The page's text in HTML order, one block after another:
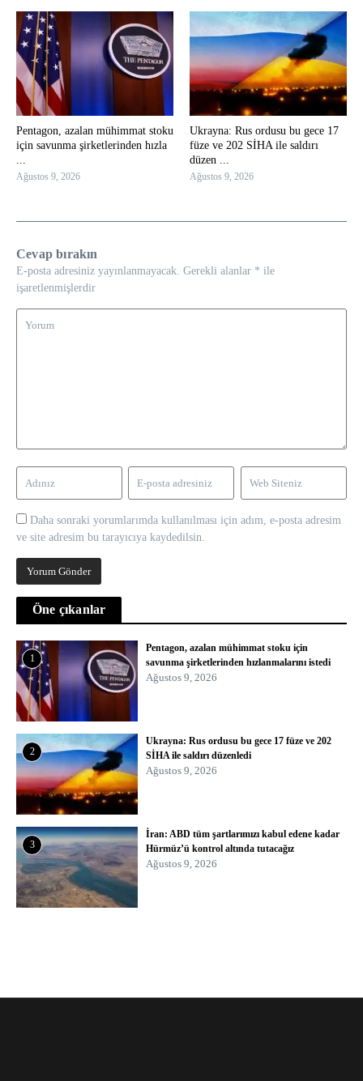
Pentagon, azalan mühimmat stoku
için savunma şirketlerinden hızla
...
Ağustos 9, 2026
Ukrayna: Rus ordusu bu gece 17
füze ve 202 SİHA ile saldırı
düzen ...
Ağustos 9, 2026
Cevap bırakın
E-posta adresiniz yayınlanmayacak. Gerekli alanlar * ile
işaretlenmişlerdir
Daha sonraki yorumlarımda kullanılması için adım, e-posta adresim
ve site adresim bu tarayıcıya kaydedilsin.
Öne çıkanlar
1
Pentagon, azalan mühimmat stoku için
savunma şirketlerinden hızlanmalarını istedi
Ağustos 9, 2026
2
Ukrayna: Rus ordusu bu gece 17 füze ve 202
SİHA ile saldırı düzenledi
Ağustos 9, 2026
3
İran: ABD tüm şartlarımızı kabul edene kadar
Hürmüz’ü kontrol altında tutacağız
Ağustos 9, 2026